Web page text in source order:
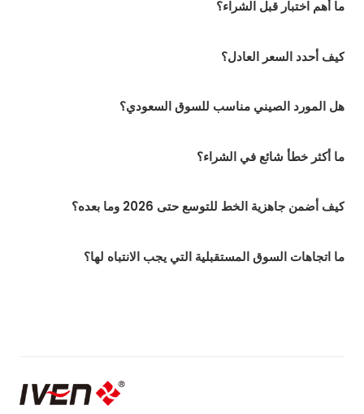
ما أهم اختبار قبل الشراء؟
كيف أحدد السعر العادل؟
هل المورد الصيني مناسب للسوق السعودي؟
ما أكثر خطأ شائع في الشراء؟
كيف أضمن جاهزية الخط للتوسع حتى 2026 وما بعده؟
ما اتجاهات السوق المستقبلية التي يجب الانتباه لها؟